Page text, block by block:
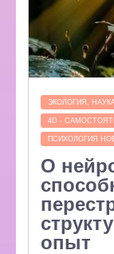
ЭКОЛОГИЯ,
4D -
ПСИХОЛОГИЯ
О
опыт